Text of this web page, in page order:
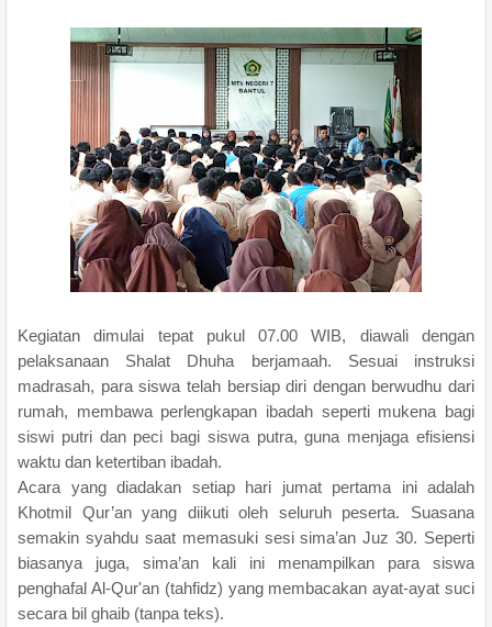
Kegiatan dimulai tepat pukul 07.00 WIB, diawali dengan
pelaksanaan Shalat Dhuha berjamaah. Sesuai instruksi
madrasah, para siswa telah bersiap diri dengan berwudhu dari
rumah, membawa perlengkapan ibadah seperti mukena bagi
siswi putri dan peci bagi siswa putra, guna menjaga efisiensi
waktu dan ketertiban ibadah.
Acara yang diadakan setiap hari jumat pertama ini adalah
Khotmil Qur’an yang diikuti oleh seluruh peserta. Suasana
semakin syahdu saat memasuki sesi sima’an Juz 30. Seperti
biasanya juga, sima’an kali ini menampilkan para siswa
penghafal Al-Qur'an (tahfidz) yang membacakan ayat-ayat suci
secara bil ghaib (tanpa teks).